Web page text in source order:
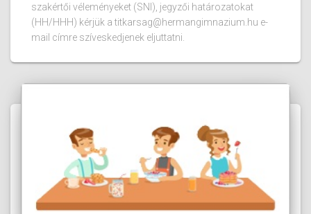
szakértői véleményeket (SNI), jegyzői határozatokat
(HH/HHH) kérjük a titkarsag@hermangimnazium.hu e-
mail címre szíveskedjenek eljuttatni.